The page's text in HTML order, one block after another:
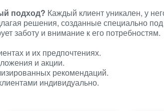
подход? Каждый клиент уникален, у
решения, созданные специально под
заботу и внимание к его потребностям.
и их предпочтениях.
и акции.
рекомендаций.
индивидуально.